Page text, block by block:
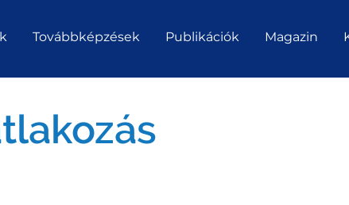
Továbbképzések Publikációk Magazin